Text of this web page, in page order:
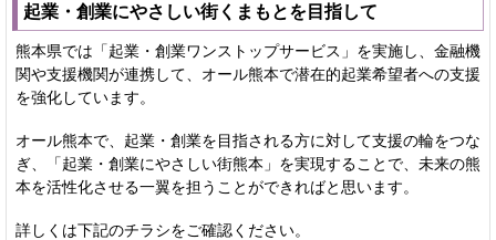
起業・創業にやさしい街くまもとを目指して
熊本県では「起業・創業ワンストップサービス」を実施し、金融機
関や支援機関が連携して、オール熊本で潜在的起業希望者への支援
を強化しています。
オール熊本で、起業・創業を目指される方に対して支援の輪をつな
ぎ、「起業・創業にやさしい街熊本」を実現することで、未来の熊
本を活性化させる一翼を担うことができればと思います。
詳しくは下記のチラシをご確認ください。